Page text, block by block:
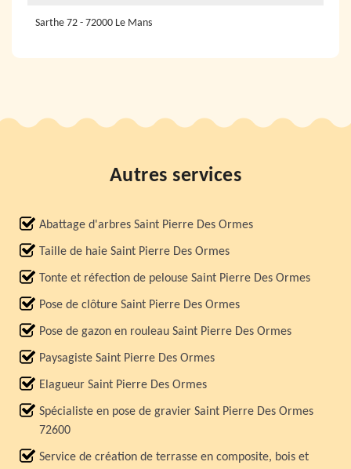
Sarthe 72 - 72000 Le Mans
Autres services
Abattage d'arbres Saint Pierre Des Ormes
Taille de haie Saint Pierre Des Ormes
Tonte et réfection de pelouse Saint Pierre Des Ormes
Pose de clôture Saint Pierre Des Ormes
Pose de gazon en rouleau Saint Pierre Des Ormes
Paysagiste Saint Pierre Des Ormes
Elagueur Saint Pierre Des Ormes
Spécialiste en pose de gravier Saint Pierre Des Ormes
72600
Service de création de terrasse en composite, bois et